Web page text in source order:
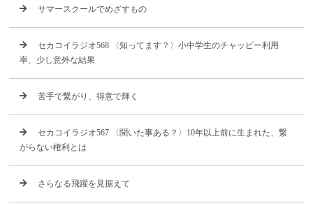
サマースクールでめざすもの
セカコイラジオ568 〈知ってます？〉小中学生のチャッピー利用
率、少し意外な結果
苦手で繋がり、得意で輝く
セカコイラジオ567 〈聞いた事ある？〉10年以上前に生まれた、繋
がらない権利とは
さらなる飛躍を見据えて